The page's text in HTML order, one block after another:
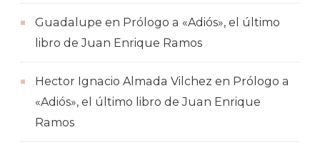
Guadalupe en Prólogo a «Adiós», el último
libro de Juan Enrique Ramos
Hector Ignacio Almada Vilchez en Prólogo a
«Adiós», el último libro de Juan Enrique
Ramos